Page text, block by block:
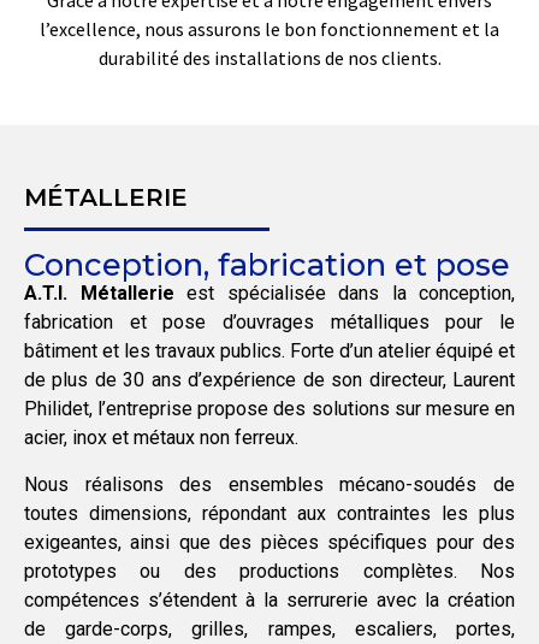
l’excellence, nous assurons le bon fonctionnement et la
durabilité des installations de nos clients.
MÉTALLERIE
Conception, fabrication et pose
A.T.I. Métallerie est spécialisée dans la conception,
fabrication et pose d’ouvrages métalliques pour le
bâtiment et les travaux publics. Forte d’un atelier équipé et
de plus de 30 ans d’expérience de son directeur, Laurent
Philidet, l’entreprise propose des solutions sur mesure en
acier, inox et métaux non ferreux.
Nous réalisons des ensembles mécano-soudés de
toutes dimensions, répondant aux contraintes les plus
exigeantes, ainsi que des pièces spécifiques pour des
prototypes ou des productions complètes. Nos
compétences s’étendent à la serrurerie avec la création
de garde-corps, grilles, rampes, escaliers, portes,